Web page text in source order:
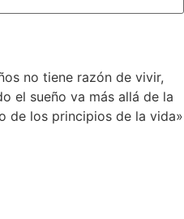
no tiene razón de vivir,
el sueño va más allá de la
de los principios de la vida»